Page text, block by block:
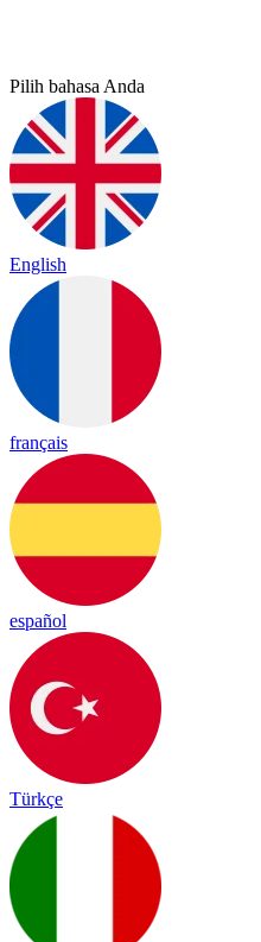
Pilih bahasa Anda
English
français
español
Türkçe